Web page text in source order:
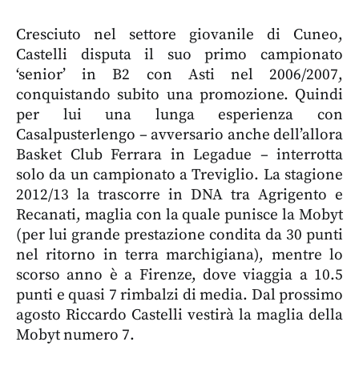
Cresciuto nel settore giovanile di Cuneo,
Castelli disputa il suo primo campionato
‘senior’ in B2 con Asti nel 2006/2007,
conquistando subito una promozione. Quindi
per lui una lunga esperienza con
Casalpusterlengo – avversario anche dell’allora
Basket Club Ferrara in Legadue – interrotta
solo da un campionato a Treviglio. La stagione
2012/13 la trascorre in DNA tra Agrigento e
Recanati, maglia con la quale punisce la Mobyt
(per lui grande prestazione condita da 30 punti
nel ritorno in terra marchigiana), mentre lo
scorso anno è a Firenze, dove viaggia a 10.5
punti e quasi 7 rimbalzi di media. Dal prossimo
agosto Riccardo Castelli vestirà la maglia della
Mobyt numero 7.